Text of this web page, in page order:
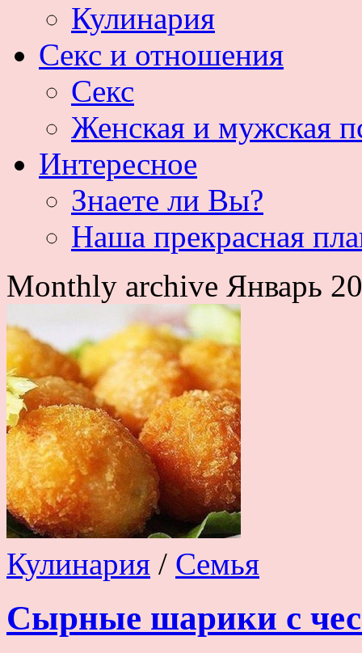
Кулинария
Секс и отношения
Секс
Женская и мужская
Интересное
Знаете ли Вы?
Наша прекрасная
Monthly archive Январь
Кулинария / Семья
Сырные шарики с